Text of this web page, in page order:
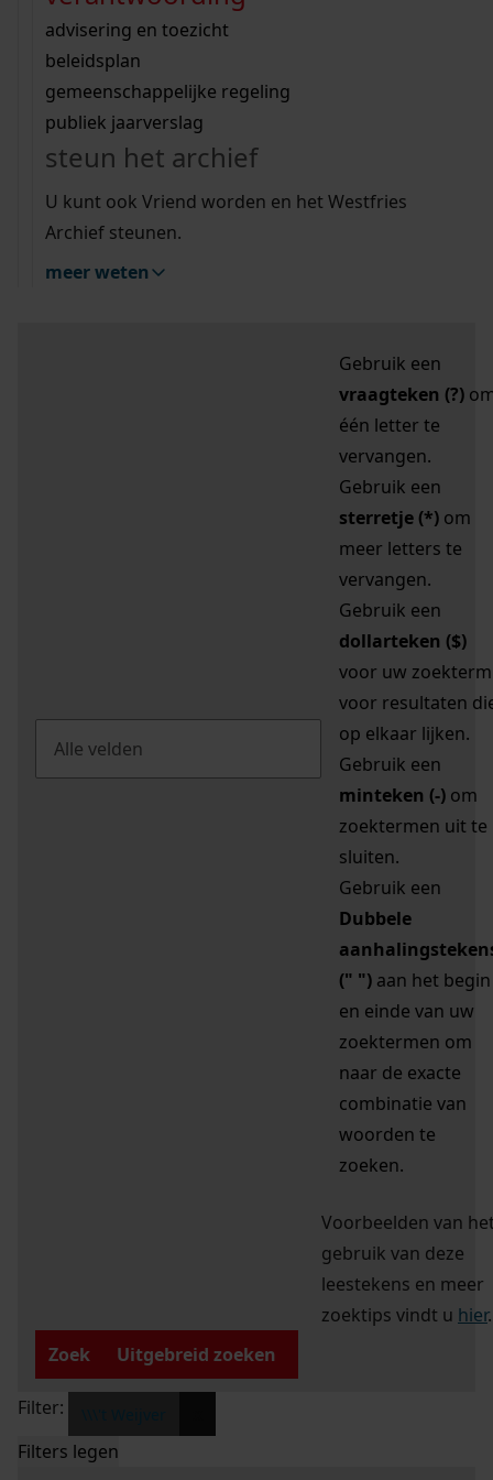
bouwvergunningen
omgevingsvergunningen
vergunningen
beeld en geluid
uitleg nodig?
Wij helpen u op weg met een aantal zoektips.
bekijk alle zoektips
Wij helpen u op weg met een aantal zoektips.
bekijk alle zoektips
bekijk ons geschiedenislokaal
advisering en toezicht
beleidsplan
gemeenschappelijke regeling
publiek jaarverslag
steun het archief
U kunt ook Vriend worden en het Westfries
Archief steunen.
meer weten
zoektips
Mijn Studiezaal (inloggen)
uw zoekopdracht te
Gebruik een
vraagteken (?)
één letter te
vervangen.
Gebruik een
sterretje (*) om
meer letters te
vervangen.
Gebruik een
dollarteken ($)
voor uw zoekterm
voor resultaten
op elkaar lijken.
Gebruik een
minteken (-) om
zoektermen uit te
sluiten.
Gebruik een
Dubbele
(" ") aan het begin
en einde van uw
zoektermen om
naar de exacte
combinatie van
woorden te
zoeken.
Voorbeelden van
gebruik van deze
leestekens en meer
zoektips vindt u hier.
Zoek
Uitgebreid zoeken
Filter:
Filters legen